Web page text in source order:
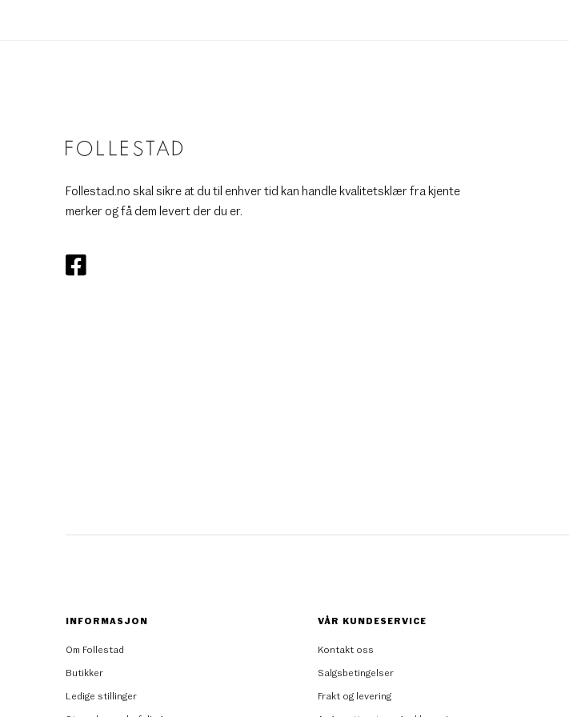
Follestad.no skal sikre at du til enhver tid kan handle kvalitetsklær fra kjente
merker og få dem levert der du er.
INFORMASJON
Om Follestad
Butikker
Ledige stillinger
VÅR KUNDESERVICE
Kontakt oss
Salgsbetingelser
Frakt og levering